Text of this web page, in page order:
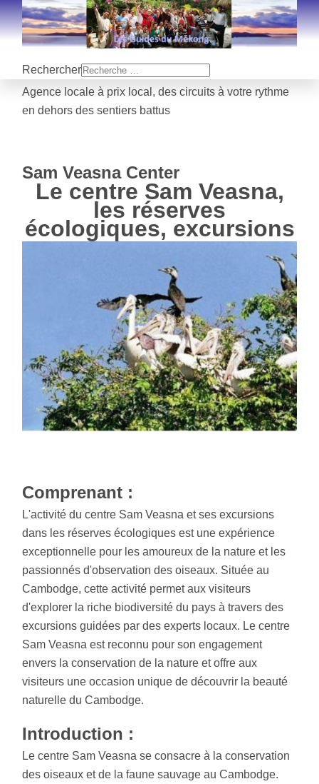
Rechercher
Agence locale à prix local, des circuits à votre rythme
en dehors des sentiers battus
Sam Veasna Center
Le centre Sam Veasna,
les réserves
écologiques, excursions
Comprenant :
L'activité du centre Sam Veasna et ses excursions
dans les réserves écologiques est une expérience
exceptionnelle pour les amoureux de la nature et les
passionnés d'observation des oiseaux. Située au
Cambodge, cette activité permet aux visiteurs
d'explorer la riche biodiversité du pays à travers des
excursions guidées par des experts locaux. Le centre
Sam Veasna est reconnu pour son engagement
envers la conservation de la nature et offre aux
visiteurs une occasion unique de découvrir la beauté
naturelle du Cambodge.
Introduction :
Le centre Sam Veasna se consacre à la conservation
des oiseaux et de la faune sauvage au Cambodge.